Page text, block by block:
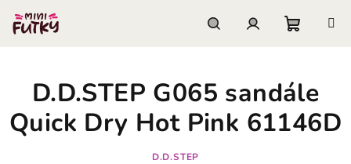
obsah
košík
D.D.STEP G065 sandále
Quick Dry Hot Pink 61146D
D.D.STEP